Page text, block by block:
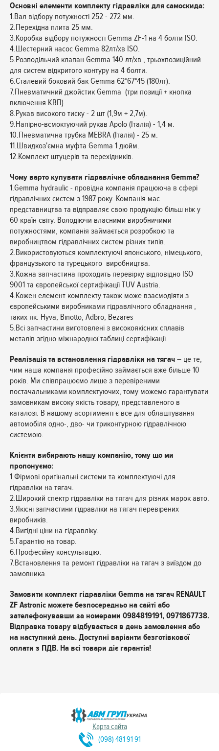
Основні елементи комплекту гідравліки для самоскида:
1.Вал відбору потужності 252 - 272 мм.
2.Перехідна плита 25 мм.
3.Коробка відбору потужності Gemma ZF-1 на 4 болти ISO.
4.Шестерний насос Gemma 82лт/хв ISO.
5.Розподільчий клапан Gemma 140 лт/хв , трьохпозиційний
для систем відкритого контуру на 4 болти.
6.Сталевий боковий бак Gemma 62*67*45 (180лт).
7.Пневматичний джойстик Gemma (три позиції + кнопка
включення КВП).
8.Рукав високого тиску - 2 шт (1,9м + 2,7м).
9.Напірно-всмоктуючий рукав Apolo (Італія) - 1,4 м.
10.Пневматична трубка MEBRA (Італія) - 25 м.
11.Швидкоз'ємна муфта Gemma 1 дюйм.
12.Комплект штуцерів та перехідників.
Чому варто купувати гідравлічне обладнання Gemma?
1.Gemma hydraulic - провідна компанія працююча в сфері
гідравлічних систем з 1987 року. Компанія має
представництва та відправляє свою продукцію більш ніж у
60 країн світу. Володіючи власними виробничими
потужностями, компанія займається розробкою та
виробництвом гідравлічних систем різних типів.
2.Використовуються комплектуючі японського, німецького,
французького та турецького виробництва.
3.Кожна запчастина проходить перевірку відповідно ISO
9001 та європейської сертифікації TUV Austria.
4.Кожен елемент комплекту також може взаємодіяти з
європейськими виробниками гідравлічного обладнання ,
таких як: Hyva, Binotto, Adbro, Bezares
5.Всі запчастини виготовлені з високоякісних сплавів
металів згідно міжнародної таблиці сертифікації.
Реалізація та встановлення гідравліки на тягач – це те,
чим наша компанія професійно займається вже більше 10
років. Ми співпрацюємо лише з перевіреними
постачальниками комплектуючих, тому можемо гарантувати
замовникам високу якість товару, представленого в
каталозі. В нашому асортименті є все для облаштування
автомобіля одно-, дво- чи триконтурною гідравлічною
системою.
Клієнти вибирають нашу компанію, тому що ми
пропонуємо:
1.Фірмові оригінальні системи та комплектуючі для
гідравліки на тягач.
2.Широкий спектр гідравліки на тягач для різних марок авто.
3.Якісні запчастини гідравліки на тягач перевірених
виробників.
4.Вигідні ціни на гідравліку.
5.Гарантію на товар.
6.Професійну консультацію.
7.Встановлення та ремонт гідравліки на тягач з виїздом до
замовника.
Замовити комплект гідравліки Gemma на тягач RENAULT
ZF Astronic можете безпосередньо на сайті або
зателефонувавши за номерами 0984819191, 0971867738.
Відправка товару відбувається в день замовлення або
на наступний день. Доступні варіанти безготівкової
оплати з ПДВ. На всі товари діє гарантія!
Карта сайта
(098) 481 91 91